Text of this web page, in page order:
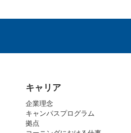
キャリア
企業理念
キャンパスプログラム
拠点